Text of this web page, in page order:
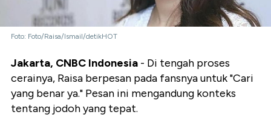
Foto: Foto/Raisa/Ismail/detikHOT
Jakarta, CNBC Indonesia - Di tengah proses
cerainya, Raisa berpesan pada fansnya untuk "Cari
yang benar ya." Pesan ini mengandung konteks
tentang jodoh yang tepat.